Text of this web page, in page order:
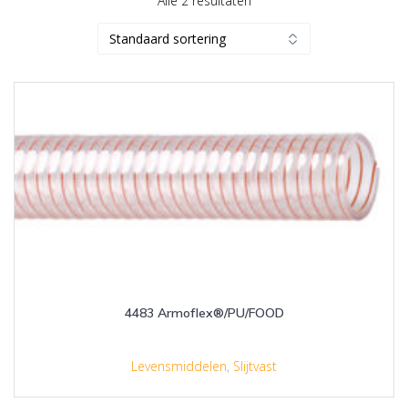
4483 Armoflex®/PU/FOOD
Levensmiddelen, Slijtvast